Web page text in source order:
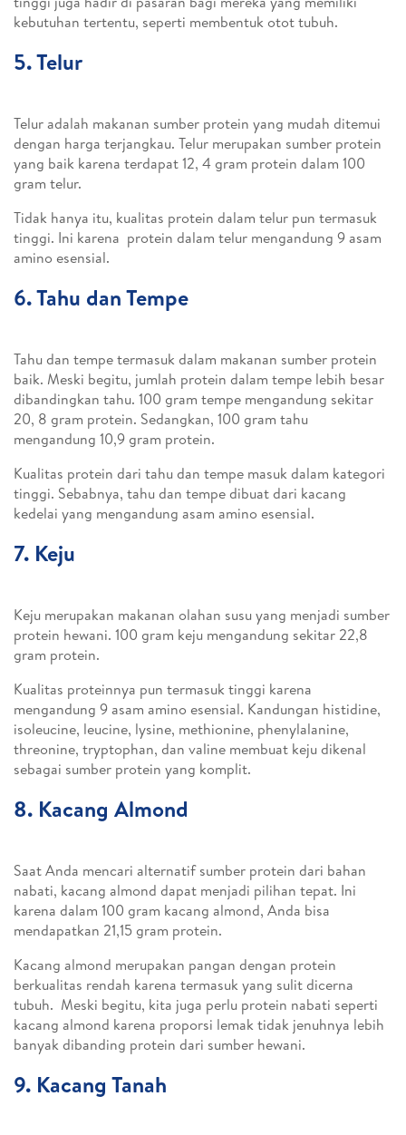
kebutuhan tertentu, seperti membentuk otot tubuh.
5. Telur
Telur adalah makanan sumber protein yang mudah ditemui
dengan harga terjangkau. Telur merupakan sumber protein
yang baik karena terdapat 12, 4 gram protein dalam 100
gram telur.
Tidak hanya itu, kualitas protein dalam telur pun termasuk
tinggi. Ini karena protein dalam telur mengandung 9 asam
amino esensial.
6. Tahu dan Tempe
Tahu dan tempe termasuk dalam makanan sumber protein
baik. Meski begitu, jumlah protein dalam tempe lebih besar
dibandingkan tahu. 100 gram tempe mengandung sekitar
20, 8 gram protein. Sedangkan, 100 gram tahu
mengandung 10,9 gram protein.
Kualitas protein dari tahu dan tempe masuk dalam kategori
tinggi. Sebabnya, tahu dan tempe dibuat dari kacang
kedelai yang mengandung asam amino esensial.
7. Keju
Keju merupakan makanan olahan susu yang menjadi sumber
protein hewani. 100 gram keju mengandung sekitar 22,8
gram protein.
Kualitas proteinnya pun termasuk tinggi karena
mengandung 9 asam amino esensial. Kandungan histidine,
isoleucine, leucine, lysine, methionine, phenylalanine,
threonine, tryptophan, dan valine membuat keju dikenal
sebagai sumber protein yang komplit.
8. Kacang Almond
Saat Anda mencari alternatif sumber protein dari bahan
nabati, kacang almond dapat menjadi pilihan tepat. Ini
karena dalam 100 gram kacang almond, Anda bisa
mendapatkan 21,15 gram protein.
Kacang almond merupakan pangan dengan protein
berkualitas rendah karena termasuk yang sulit dicerna
tubuh. Meski begitu, kita juga perlu protein nabati seperti
kacang almond karena proporsi lemak tidak jenuhnya lebih
banyak dibanding protein dari sumber hewani.
9. Kacang Tanah